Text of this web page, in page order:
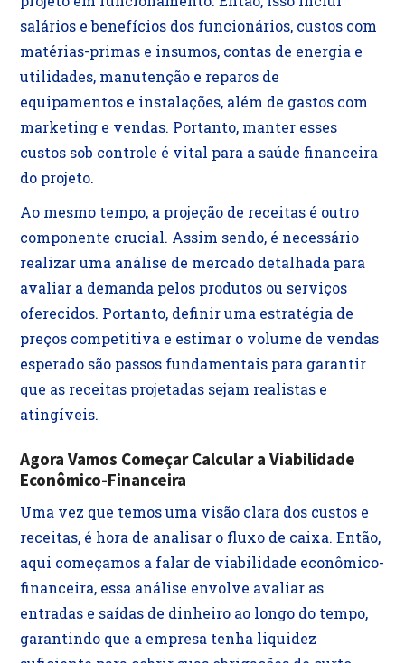
salários e benefícios dos funcionários, custos com
matérias-primas e insumos, contas de energia e
utilidades, manutenção e reparos de
equipamentos e instalações, além de gastos com
marketing e vendas. Portanto, manter esses
custos sob controle é vital para a saúde financeira
do projeto.
Ao mesmo tempo, a projeção de receitas é outro
componente crucial. Assim sendo, é necessário
realizar uma análise de mercado detalhada para
avaliar a demanda pelos produtos ou serviços
oferecidos. Portanto, definir uma estratégia de
preços competitiva e estimar o volume de vendas
esperado são passos fundamentais para garantir
que as receitas projetadas sejam realistas e
atingíveis.
Agora Vamos Começar Calcular a Viabilidade
Econômico-Financeira
Uma vez que temos uma visão clara dos custos e
receitas, é hora de analisar o fluxo de caixa. Então,
aqui começamos a falar de viabilidade econômico-
financeira, essa análise envolve avaliar as
entradas e saídas de dinheiro ao longo do tempo,
garantindo que a empresa tenha liquidez